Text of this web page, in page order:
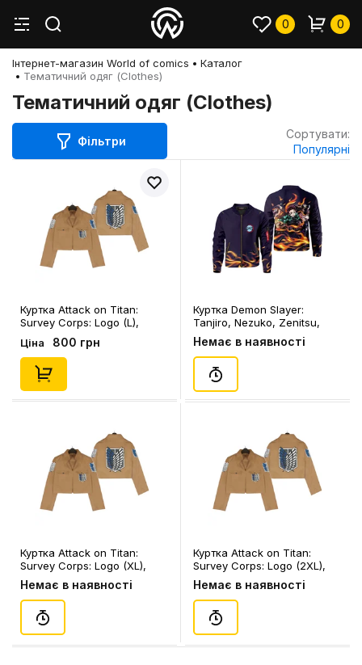
0 0
Інтернет-магазин World of comics
Каталог
Тематичний одяг (Clothes)
Тематичний одяг (Clothes)
Фільтри
Сортувати:
Популярні
Куртка Attack on Titan:
Survey Corps: Logo (L),
(109342)
Ціна 800 грн
Куртка Demon Slayer:
Tanjiro, Nezuko, Zenitsu,
Inosuke (2XL), (109990)
Немає в наявності
Куртка Attack on Titan:
Survey Corps: Logo (XL),
(109341)
Немає в наявності
Куртка Attack on Titan:
Survey Corps: Logo (2XL),
(109340)
Немає в наявності